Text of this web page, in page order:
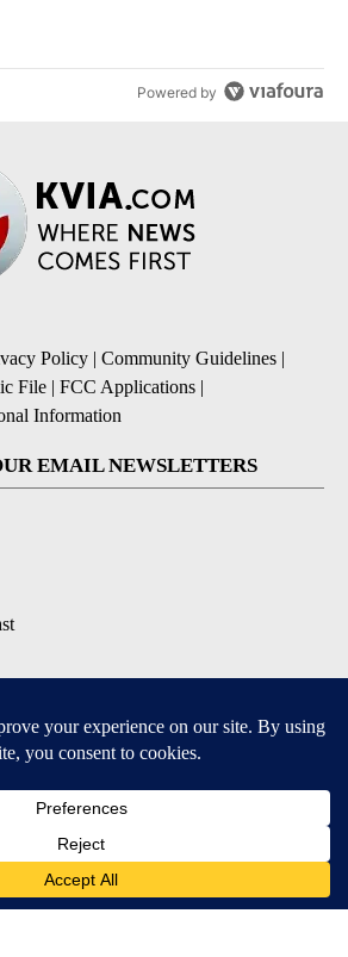
Powered by
Policy | Community Guidelines |
File | FCC Applications |
Information
EMAIL NEWSLETTERS
APPS
for iOS and Android